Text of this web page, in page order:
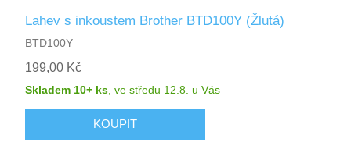
Lahev s inkoustem Brother BTD100Y (Žlutá)
BTD100Y
199,00 Kč
Skladem 10+ ks ,ve středu 12.8. u Vás